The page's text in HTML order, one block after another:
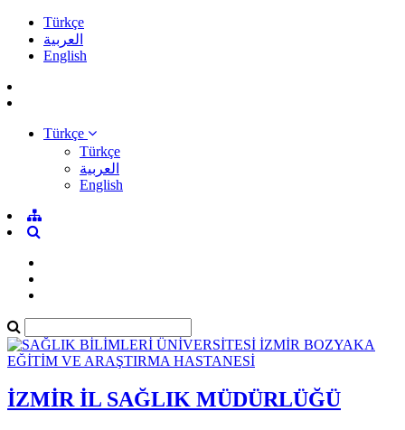
Türkçe
العربية
English
Türkçe
Türkçe
العربية
English
İZMİR İL SAĞLIK MÜDÜRLÜĞÜ